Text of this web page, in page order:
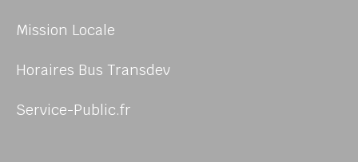
Mission Locale
Horaires Bus Transdev
Service-Public.fr